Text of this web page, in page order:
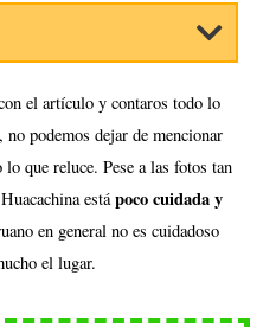
el artículo y contaros todo lo
no podemos dejar de mencionar
que reluce. Pese a las fotos tan
estápoco cuidada y
en general no es cuidadoso
el lugar.